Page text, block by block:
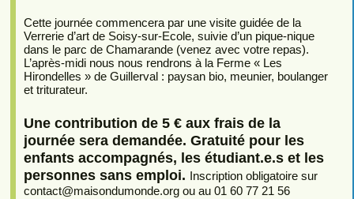
Cette journée commencera par une visite guidée de la
Verrerie d’art de Soisy-sur-Ecole, suivie d’un pique-nique
dans le parc de Chamarande (venez avec votre repas).
L’après-midi nous nous rendrons à la Ferme « Les
Hirondelles » de Guillerval : paysan bio, meunier, boulanger
et triturateur.
Une contribution de 5 € aux frais de la
journée sera demandée. Gratuité pour les
enfants accompagnés, les étudiant.e.s et les
personnes sans emploi. Inscription obligatoire sur
contact@maisondumonde.org ou au 01 60 77 21 56